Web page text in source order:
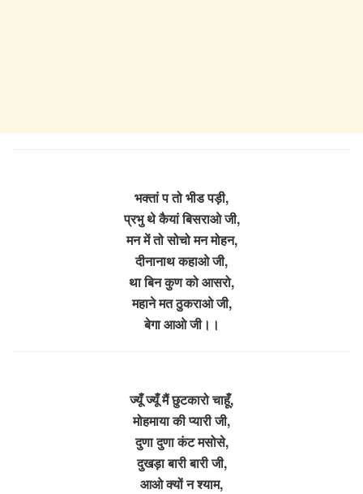
भक्तां प तो भीड पड़ी,
प्रभु थे कैयां बिसराओ जी,
मन में तो सोचो मन मोहन,
दीनानाथ कहाओ जी,
था बिन कुण को आसरो,
महाने मत ठुकराओ जी,
बेगा आओ जी।।
ज्यूँ ज्यूँ मैं छुटकारो चाहूँ,
मोहमाया की प्यारी जी,
दुणा दुणा कंट मसोसे,
दुखड़ा बारी बारी जी,
आओ क्यों न श्याम,